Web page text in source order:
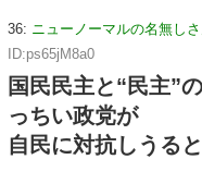
36: ニューノーマルの名無し
ID:ps65jM8a0
国民民主と“民主”
っちい政党が
自民に対抗しうる